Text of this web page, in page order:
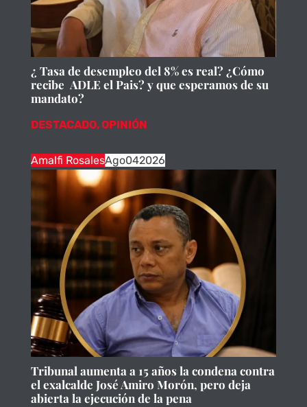
¿ Tasa de desempleo del 8% es real? ¿Cómo
recibe ADLE el Pais? y que esperamos de su
mandato?
DESTACADO,OPINIÓN
Amalfi RosalesAgo042026
Tribunal aumenta a 15 años la condena contra
el exalcalde José Amiro Morón, pero deja
abierta la ejecución de la pena